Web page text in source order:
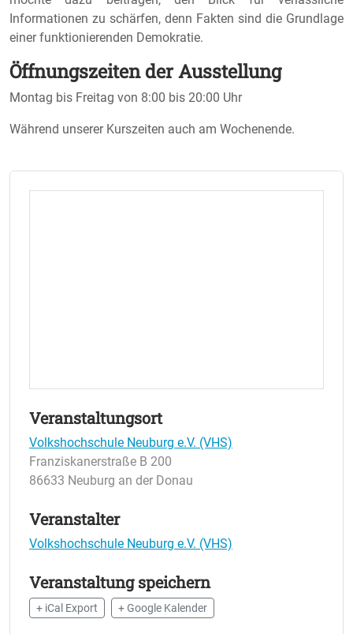
Informationen zu schärfen, denn Fakten sind die Grundlage
einer funktionierenden Demokratie.
Öffnungszeiten der Ausstellung
Montag bis Freitag von 8:00 bis 20:00 Uhr
Während unserer Kurszeiten auch am Wochenende.
Veranstaltungsort
Volkshochschule Neuburg e.V. (VHS)
Franziskanerstraße B 200
86633 Neuburg an der Donau
Veranstalter
Volkshochschule Neuburg e.V. (VHS)
Veranstaltung speichern
+ iCal Export + Google Kalender